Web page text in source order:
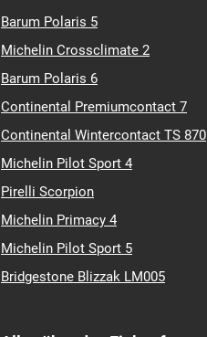
Barum Polaris 5
Michelin Crossclimate 2
Barum Polaris 6
Continental Premiumcontact 7
Continental Wintercontact TS 870
Michelin Pilot Sport 4
Pirelli Scorpion
Michelin Primacy 4
Michelin Pilot Sport 5
Bridgestone Blizzak LM005